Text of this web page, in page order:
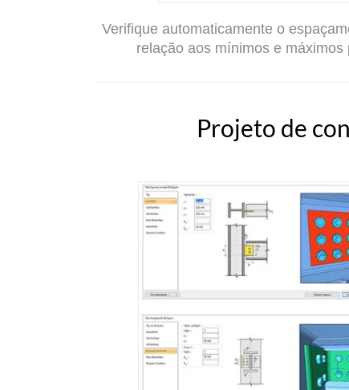
Verifique automaticamente o
relação aos mínimos e
Projeto de